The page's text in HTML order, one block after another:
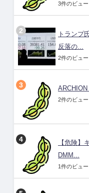
3件のビュー
トランプ
反落の...
2件のビュー
2件のビュー
【危険】
DMM...
1件のビュー